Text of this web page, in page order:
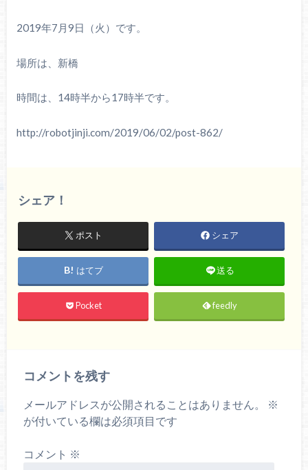
2019年7月9日（火）です。
場所は、新橋
時間は、14時半から17時半です。
http://robotjinji.com/2019/06/02/post-862/
シェア！
ポスト シェア
はてブ 送る
Pocket feedly
コメントを残す
メールアドレスが公開されることはありません。
※
が付いている欄は必須項目です
コメント ※